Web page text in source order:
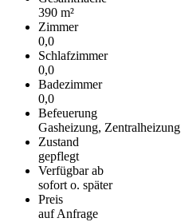
390 m²
Zimmer
0,0
Schlafzimmer
0,0
Badezimmer
0,0
Befeuerung
Gasheizung, Zentralheizung
Zustand
gepflegt
Verfügbar ab
sofort o. später
Preis
auf Anfrage